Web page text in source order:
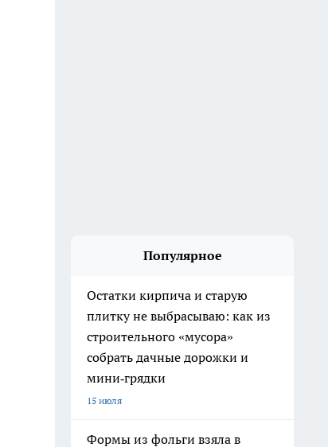
Популярное
Остатки кирпича и старую
плитку не выбрасываю: как из
строительного «мусора»
собрать дачные дорожки и
мини‑грядки
15 июля
Формы из фольги взяла в